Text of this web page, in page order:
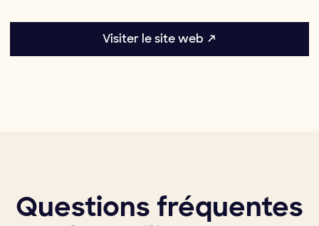
Visiter le site web ↗
Questions fréquentes